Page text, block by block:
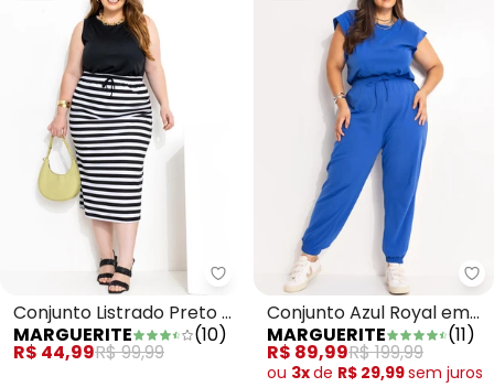
Marguerite - Conjunto Listrado
Conjunto Listrado Preto e
Branco Blusa e Saia
MARGUERITE (10)
R$ 44,99R$ 99,99
Conjunto Azul Royal em
Malha de Algodão
MARGUERITE (11)
R$ 89,99R$ 199,99
ou 3xde R$ 29,99sem juros